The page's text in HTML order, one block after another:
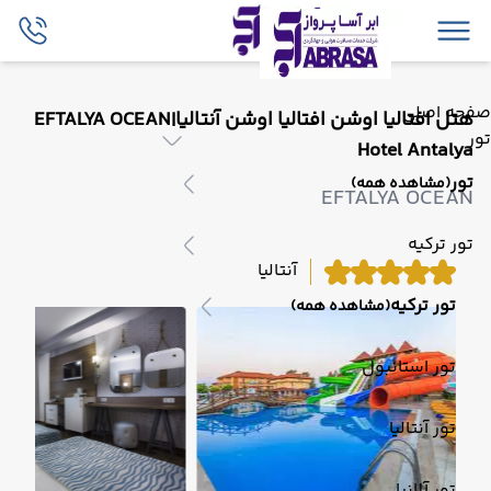
صفحه اصلی
تور
تور(مشاهده همه)
تور ترکیه
تور ترکیه(مشاهده همه)
تور استانبول
تور آنتالیا
هتل افتالیا اوشن افتالیا اوشن آنتالیا|EFTALYA OCEAN
Hotel Antalya
EFTALYA OCEAN
آنتالیا